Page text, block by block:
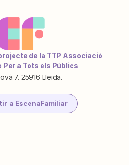
de la TTP Associació
a Tots els Públics
7. 25916 Lleida.
a EscenaFamiliar